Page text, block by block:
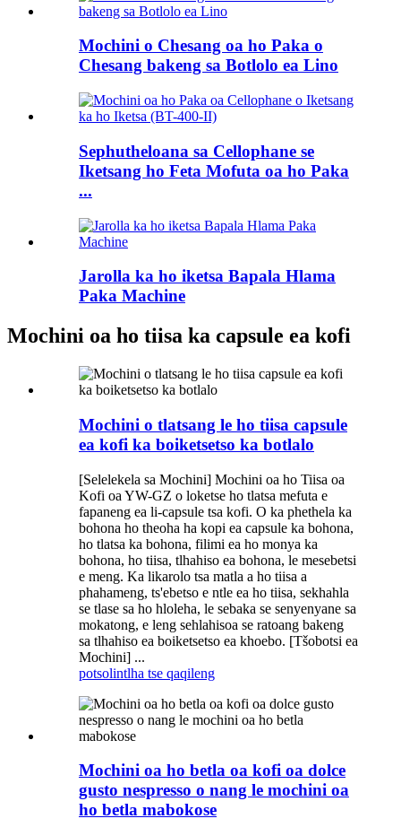
Mochini o Chesang oa ho Paka o
Chesang bakeng sa Botlolo ea Lino
Sephutheloana sa Cellophane se
Iketsang ho Feta Mofuta oa ho Paka
...
Jarolla ka ho iketsa Bapala Hlama
Paka Machine
Mochini oa ho tiisa ka capsule ea kofi
Mochini o tlatsang le ho tiisa capsule
ea kofi ka boiketsetso ka botlalo
[Selelekela sa Mochini] Mochini oa ho Tiisa oa
Kofi oa YW-GZ o loketse ho tlatsa mefuta e
fapaneng ea li-capsule tsa kofi. O ka phethela ka
bohona ho theoha ha kopi ea capsule ka bohona,
ho tlatsa ka bohona, filimi ea ho monya ka
bohona, ho tiisa, tlhahiso ea bohona, le mesebetsi
e meng. Ka likarolo tsa matla a ho tiisa a
phahameng, ts'ebetso e ntle ea ho tiisa, sekhahla
se tlase sa ho hloleha, le sebaka se senyenyane sa
mokatong, e leng sehlahisoa se ratoang bakeng
sa tlhahiso ea boiketsetso ea khoebo. [Tšobotsi ea
Mochini] ...
potsolintlha tse qaqileng
Mochini oa ho betla oa kofi oa dolce
gusto nespresso o nang le mochini oa
ho betla mabokose